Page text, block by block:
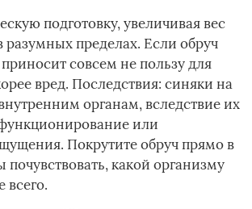
подготовку, увеличивая вес
разумных пределах. Если обруч
совсем не пользу для
вред. Последствия: синяки на
органам, вследствие их
или
Покрутите обруч прямо в
почувствовать, какой организму
всего.